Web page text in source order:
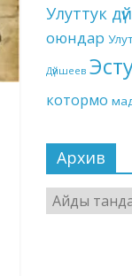
Улуттук
оюндар
Дүйшеев
котормо
Архив
Архив